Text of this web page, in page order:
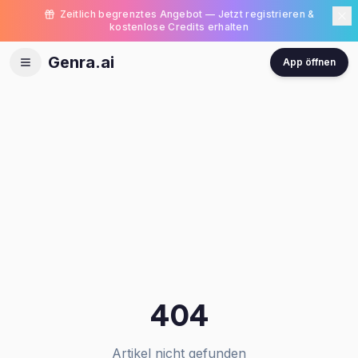
Zeitlich begrenztes Angebot — Jetzt registrieren &
kostenlose Credits erhalten
Genra.ai App öffnen
404
Artikel nicht gefunden